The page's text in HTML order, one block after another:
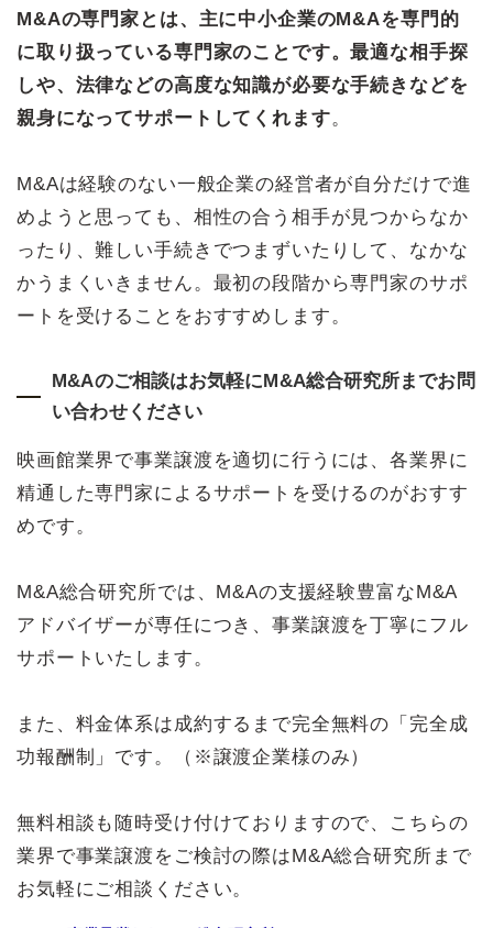
M&Aの専門家とは、主に中小企業のM&Aを専門的
に取り扱っている専門家のことです。最適な相手探
しや、法律などの高度な知識が必要な手続きなどを
親身になってサポートしてくれます。
M&Aは経験のない一般企業の経営者が自分だけで進
めようと思っても、相性の合う相手が見つからなか
ったり、難しい手続きでつまずいたりして、なかな
かうまくいきません。最初の段階から専門家のサポ
ートを受けることをおすすめします。
M&Aのご相談はお気軽にM&A総合研究所までお問
い合わせください
映画館業界で事業譲渡を適切に行うには、各業界に
精通した専門家によるサポートを受けるのがおすす
めです。
M&A総合研究所では、M&Aの支援経験豊富なM&A
アドバイザーが専任につき、事業譲渡を丁寧にフル
サポートいたします。
また、料金体系は成約するまで完全無料の「完全成
功報酬制」です。（※譲渡企業様のみ）
無料相談も随時受け付けておりますので、こちらの
業界で事業譲渡をご検討の際はM&A総合研究所まで
お気軽にご相談ください。